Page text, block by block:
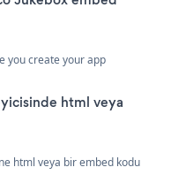
you create your app
html veya
html veya bir embed kodu